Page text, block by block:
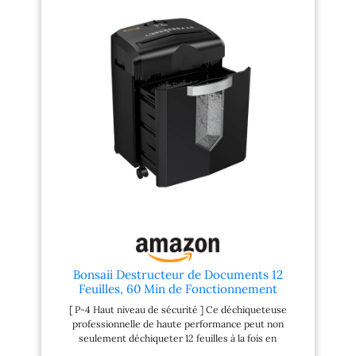
70-80g à la fois, et peut
également détruire les
cartes de crédit (en feuilles
simples, mais pas les cartes
de crédit en métal), les
agrafes et les petites
trombones Le destructeur
fonctionne pendant 3
minutes. En cas de
surchauffe, la lampe rouge
s'allume. Veuillez le laisser
refroidir pendant 20
pour vos matériaux
déchiquetés. Le démarrage
automatique et la marche
arrière manuelle
garantissent un
fonctionnement fluide de
votre dechiqueteuse papier
electrique Le design
et les petits trombones 3
minutes d’autonomie et 30
minutes de refroidissement
; si l’appareil dépasse
l’autonomie maximale, il
s’éteint automatiquement
pour éviter la surchauffe
Interrupteur de commande
à 4 modes (auto/marche,
arrêt, marche arrière,
marche avant) et voyants
testée : dans le cadre des
contrôles de qualité
d’Amazon Basics, nous
testons chaque broyeur
avant de l’expédier, ce qui
signifie que vous pourriez
trouver des restes de
papier provenant du test
Bonsaii Destructeur de Documents 12
Feuilles, 60 Min de Fonctionnement
[ P-4 Haut niveau de sécurité ] Ce déchiqueteuse
professionnelle de haute performance peut non
seulement déchiqueter 12 feuilles à la fois en